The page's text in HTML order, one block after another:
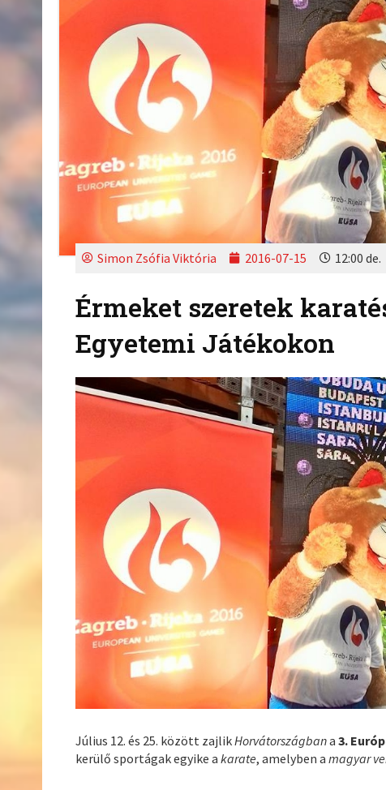
Simon Zsófia Viktória 2016-07-15 12:00 de.
Érmeket szeretek
Egyetemi Játékokon
Július 12. és 25. között zajlikHorvátországbana3.
kerülő sportágak egyike akarate, amelyben amagyar